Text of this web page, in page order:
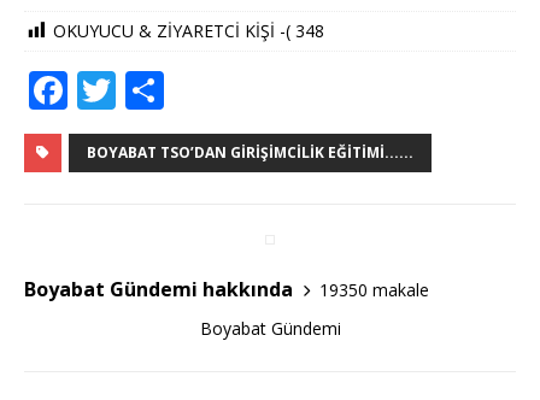
OKUYUCU & ZİYARETCİ KİŞİ -( 348
F
a
c
o
T
w
it
h
ar
BOYABAT TSO’DAN GIRIŞIMCILIK EĞITIMI......
Boyabat Gündemi hakkında
19350 makale
Boyabat Gündemi